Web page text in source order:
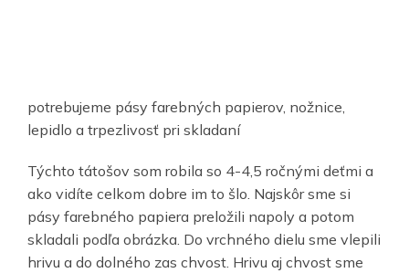
potrebujeme pásy farebných papierov, nožnice,
lepidlo a trpezlivosť pri skladaní
Týchto tátošov som robila so 4-4,5 ročnými deťmi a
ako vidíte celkom dobre im to šlo. Najskôr sme si
pásy farebného papiera preložili napoly a potom
skladali podľa obrázka. Do vrchného dielu sme vlepili
hrivu a do dolného zas chvost. Hrivu aj chvost sme